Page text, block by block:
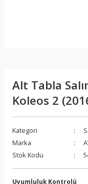
Alt Tabla
Koleos 2
Kategori
Marka
Stok Kodu
Uyumluluk Kontrolü